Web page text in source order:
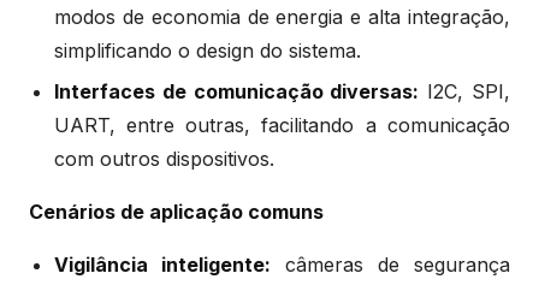
modos de economia de energia e alta integração,
simplificando o design do sistema.
Interfaces de comunicação diversas: I2C, SPI,
UART, entre outras, facilitando a comunicação
com outros dispositivos.
Cenários de aplicação comuns
Vigilância inteligente: câmeras de segurança